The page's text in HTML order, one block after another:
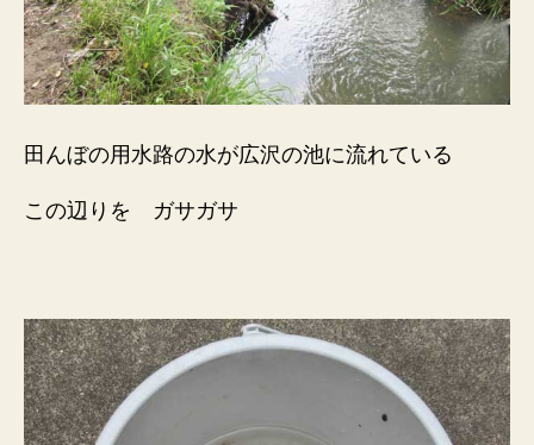
田んぼの用水路の水が広沢の池に流れている
この辺りを ガサガサ